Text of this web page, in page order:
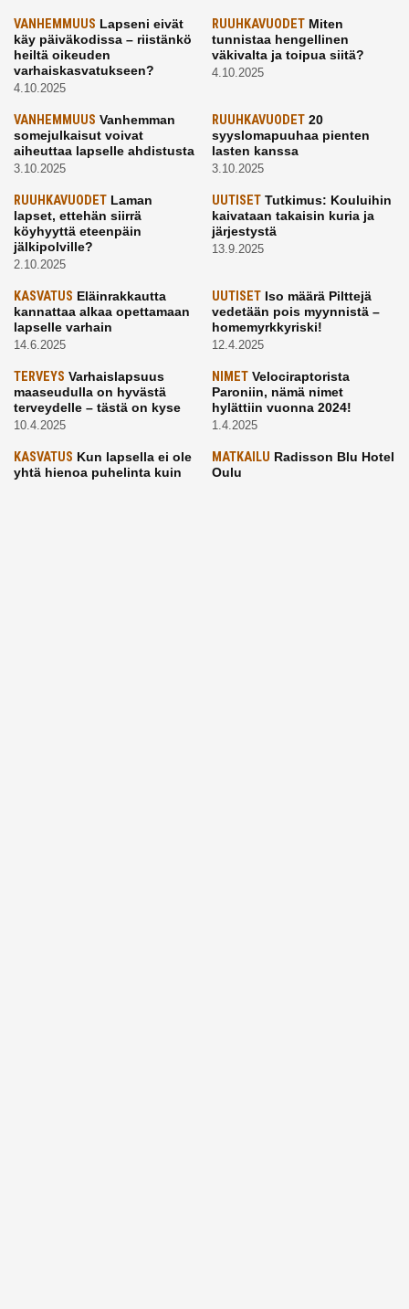
VANHEMMUUS Lapseni eivät
käy päiväkodissa – riistänkö
heiltä oikeuden
varhaiskasvatukseen?
4.10.2025
RUUHKAVUODETMiten
tunnistaa hengellinen
väkivalta ja toipua siitä?
4.10.2025
VANHEMMUUS Vanhemman
somejulkaisut voivat
aiheuttaa lapselle ahdistusta
3.10.2025
RUUHKAVUODET20
syyslomapuuhaa pienten
lasten kanssa
3.10.2025
RUUHKAVUODET Laman
lapset, ettehän siirrä
köyhyyttä eteenpäin
jälkipolville?
2.10.2025
UUTISETTutkimus: Kouluihin
kaivataan takaisin kuria ja
järjestystä
13.9.2025
KASVATUS Eläinrakkautta
kannattaa alkaa opettamaan
lapselle varhain
14.6.2025
UUTISETIso määrä Pilttejä
vedetään pois myynnistä –
homemyrkkyriski!
12.4.2025
TERVEYS Varhaislapsuus
maaseudulla on hyvästä
terveydelle – tästä on kyse
10.4.2025
NIMETVelociraptorista
Paroniin, nämä nimet
hylättiin vuonna 2024!
1.4.2025
KASVATUS Kun lapsella ei ole
yhtä hienoa puhelinta kuin
MATKAILU Radisson Blu Hotel
Oulu